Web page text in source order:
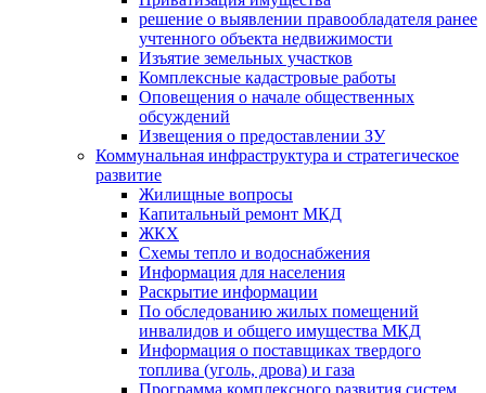
решение о выявлении правообладателя ранее
учтенного объекта недвижимости
Изъятие земельных участков
Комплексные кадастровые работы
Оповещения о начале общественных
обсуждений
Извещения о предоставлении ЗУ
Коммунальная инфраструктура и стратегическое
развитие
Жилищные вопросы
Капитальный ремонт МКД
ЖКХ
Схемы тепло и водоснабжения
Информация для населения
Раскрытие информации
По обследованию жилых помещений
инвалидов и общего имущества МКД
Информация о поставщиках твердого
топлива (уголь, дрова) и газа